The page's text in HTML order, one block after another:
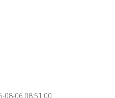
08-06 08:51:00